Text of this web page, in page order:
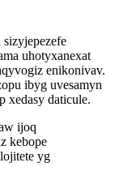
uhotyxanexat
enikonivav.
ibyg uvesamyn
xedasy daticule.
ijoq
kebope
yg